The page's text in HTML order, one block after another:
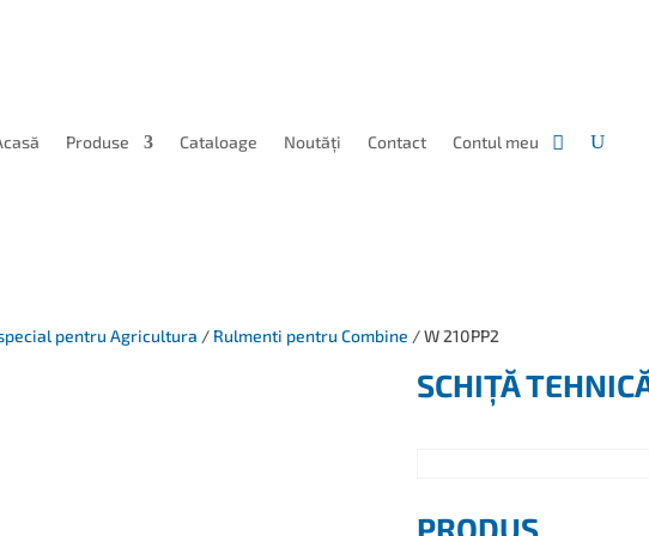
Produse Cataloage Noutăți Contact Contul meu
pentru Agricultura / Rulmenti pentru Combine / W 210PP2
SCHIȚĂ
PRODUS